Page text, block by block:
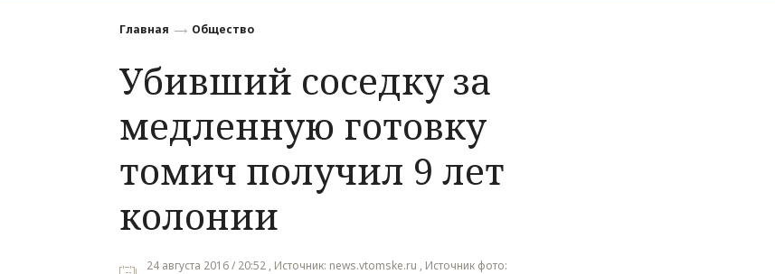
Главная Общество
Убивший соседку за
медленную готовку
томич получил 9 лет
колонии
24 августа 2016 / 20:52 , Источник: news.vtomske.ru , Источник фото: